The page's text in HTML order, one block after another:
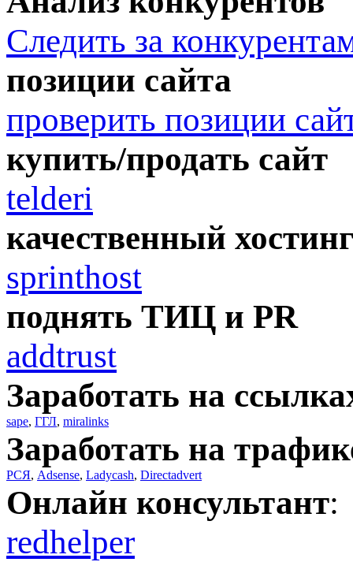
Следить за
позиции сайта
проверить позиции
купить/продать сайт
telderi
качественный
sprinthost
поднять ТИЦ и PR
addtrust
Заработать на
sape, ГГЛ, miralinks
Заработать на
РСЯ, Adsense, Ladycash, Directadvert
Онлайн консультант:
redhelper